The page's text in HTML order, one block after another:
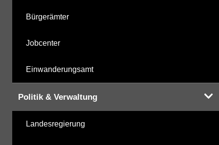
Bürgerämter
Jobcenter
Einwanderungsamt
Politik & Verwaltung
Landesregierung